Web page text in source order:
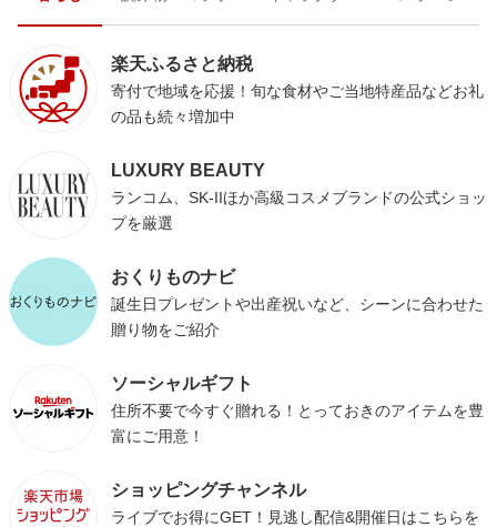
楽天ふるさと納税
寄付で地域を応援！旬な食材やご当地特産品などお礼
の品も続々増加中
LUXURY BEAUTY
ランコム、SK-IIほか高級コスメブランドの公式ショッ
プを厳選
おくりものナビ
誕生日プレゼントや出産祝いなど、シーンに合わせた
贈り物をご紹介
ソーシャルギフト
住所不要で今すぐ贈れる！とっておきのアイテムを豊
富にご用意！
ショッピングチャンネル
ライブでお得にGET！見逃し配信&開催日はこちらを